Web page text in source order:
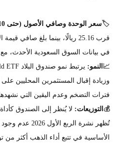
🏷️سعر الوحدة وصافي الأصول (حتى 10 أبريل 2026)
في بيانات السوق السعودية الأحدث، مع 10.8 مليون وحدة قائمة.
📈 النمو:
وزيادة إقبال المستثمرين المحليين
فترات التضخم وعدم اليقين التي نشهدها
💰 التوزيعات: لا يُنظر إلى الصندوق
تُظهر نشرة الربع
الأساسية في تتبع أداء الذهب أكثر من